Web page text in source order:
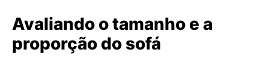
Avaliando o tamanho e a
proporção do sofá